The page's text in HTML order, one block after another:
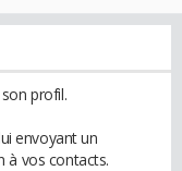
profil.
envoyant un
à vos contacts.